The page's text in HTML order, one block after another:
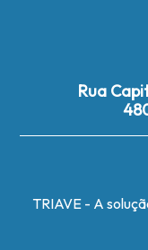
Rua
TRIAVE - A